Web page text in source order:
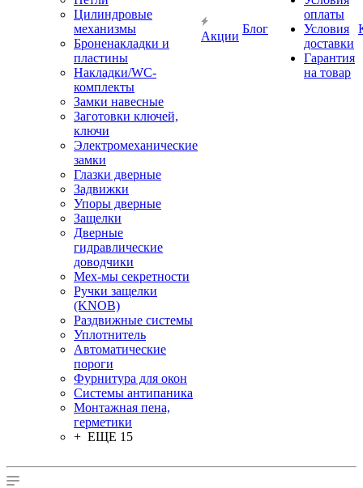
Цилиндровые
механизмы
Броненакладки и
пластины
Накладки/WC-
комплекты
Замки навесные
Заготовки ключей,
ключи
Электромеханические
замки
Глазки дверные
Задвижки
Упоры дверные
Защелки
Дверные
гидравлические
доводчики
Мех-мы секретности
Ручки защелки
(KNOB)
Раздвижные системы
Уплотнитель
Автоматические
пороги
Фурнитура для окон
Системы антипаника
Монтажная пена,
герметики
+ ЕЩЕ 15
Акции
Блог
оплаты
Условия
доставки
Гарантия
на товар